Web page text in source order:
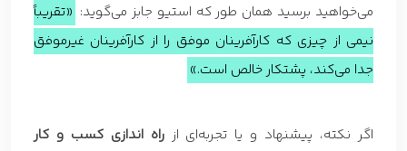
می‌خواهید برسید همان طور که استیو جابز می‌گوید: «تقریباً
نیمی از چیزی که کارآفرینان موفق را از کارآفرینان غیرموفق
جدا می‌کند، پشتکار خالص است.»
اگر نکته، پیشنهاد و یا تجربه‌ای از راه اندازی کسب و کار